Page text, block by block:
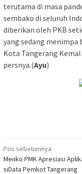
terutama di masa
sembako di seluruh
diberikan oleh PKB
yang sedang menimpa
Kota Tangerang
persnya.(Ayu)
Navigasi
pos
Pos sebelumnya
Menko PMK Apresiasi
siData Pemkot Tangerang